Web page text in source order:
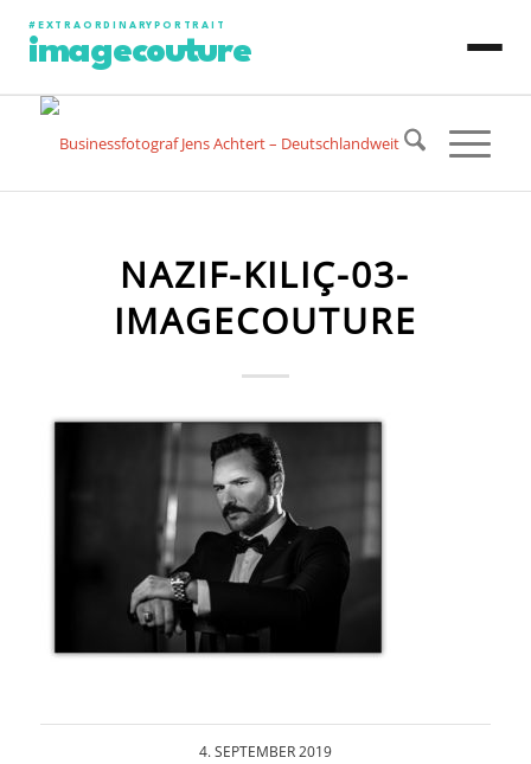
#EXTRAORDINARYPORTRAIT
imagecouture
PHOTO PORTRAIT
ART PORTRAIT
SPECIAL PROJECT
COLLABORATION
NAZIF-KILIÇ-03-
IMAGECOUTURE
4. SEPTEMBER 2019